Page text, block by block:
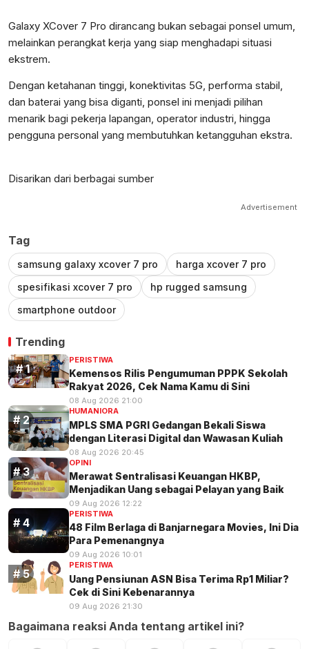
Galaxy XCover 7 Pro dirancang bukan sebagai ponsel umum,
melainkan perangkat kerja yang siap menghadapi situasi
ekstrem.
Dengan ketahanan tinggi, konektivitas 5G, performa stabil,
dan baterai yang bisa diganti, ponsel ini menjadi pilihan
menarik bagi pekerja lapangan, operator industri, hingga
pengguna personal yang membutuhkan ketangguhan ekstra.
Disarikan dari berbagai sumber
Advertisement
Tag
samsung galaxy xcover 7 pro
harga xcover 7 pro
spesifikasi xcover 7 pro
hp rugged samsung
smartphone outdoor
Trending
PERISTIWA
Kemensos Rilis Pengumuman PPPK Sekolah
Rakyat 2026, Cek Nama Kamu di Sini
08 Aug 2026 21:00
HUMANIORA
MPLS SMA PGRI Gedangan Bekali Siswa
dengan Literasi Digital dan Wawasan Kuliah
08 Aug 2026 20:45
OPINI
Merawat Sentralisasi Keuangan HKBP,
Menjadikan Uang sebagai Pelayan yang Baik
09 Aug 2026 12:22
PERISTIWA
48 Film Berlaga di Banjarnegara Movies, Ini Dia
Para Pemenangnya
09 Aug 2026 10:01
PERISTIWA
Uang Pensiunan ASN Bisa Terima Rp1 Miliar?
Cek di Sini Kebenarannya
09 Aug 2026 21:30
Bagaimana reaksi Anda tentang artikel ini?